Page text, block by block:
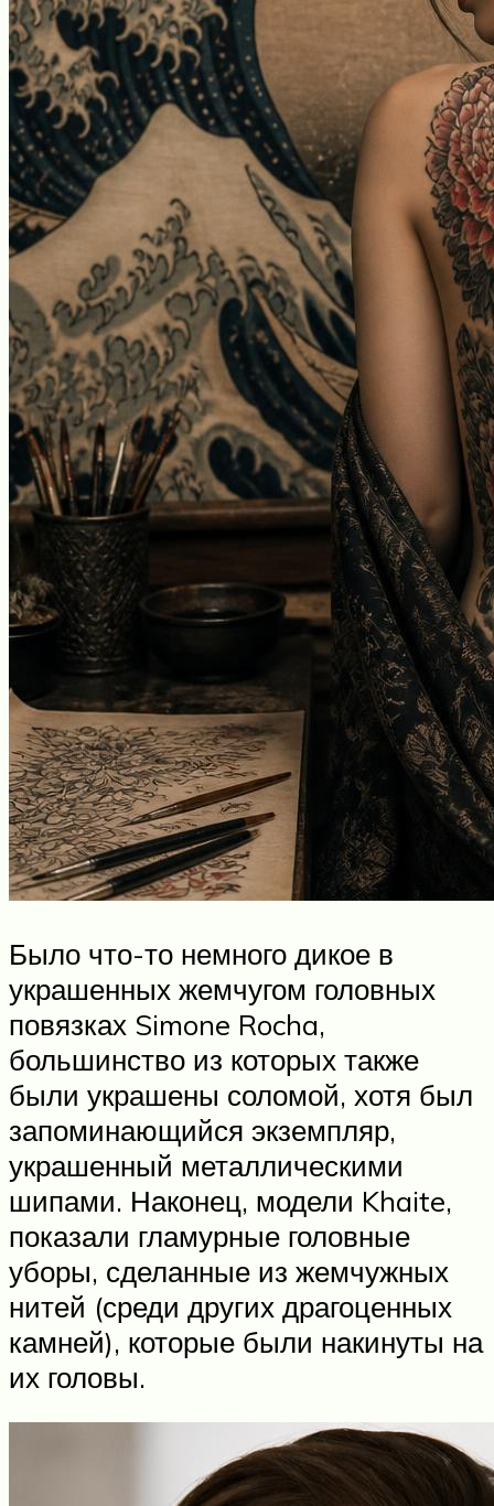
Было что-то немного дикое в
украшенных жемчугом головных
повязках Simone Rocha,
большинство из которых также
были украшены соломой, хотя был
запоминающийся экземпляр,
украшенный металлическими
шипами. Наконец, модели Khaite,
показали гламурные головные
уборы, сделанные из жемчужных
нитей (среди других драгоценных
камней), которые были накинуты на
их головы.